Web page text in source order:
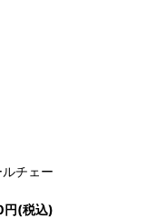
チェー
(税込)